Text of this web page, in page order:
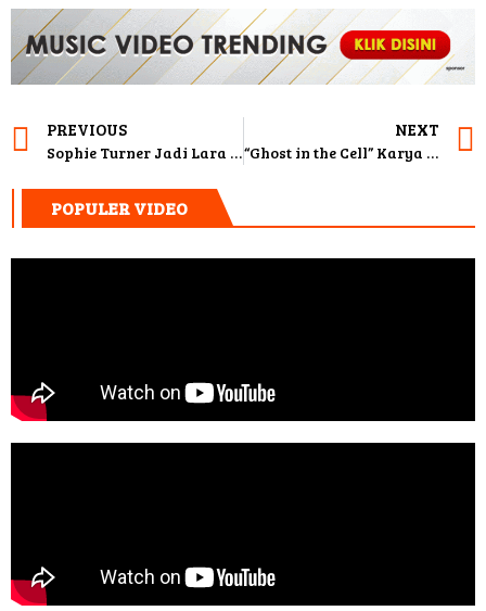
PREVIOUS
Sophie Turner Jadi Lara Croft! Siap Lanjutkan Estafet “Tomb Raider”
NEXT
“Ghost in the Cell” Karya Joko Anwar Tembus Berlinale Film Festival 2026
POPULER VIDEO